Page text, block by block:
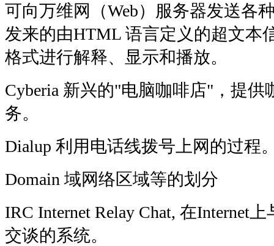
可向万维网（Web）服务器发送各
发来的由HTML 语言定义的超文本
格式进行解释、显示和播放。
Cyberia 新兴的"电脑咖啡店"，提供
务。
Dialup 利用电话线拨号上网的过程
Domain 域网络区域等的划分
IRC Internet Relay Chat, 在Internet
交谈的系统。